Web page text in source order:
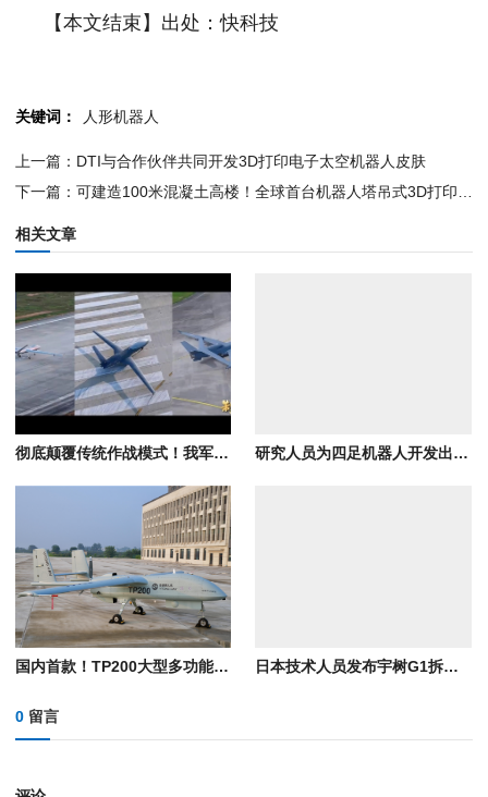
【本文结束】出处：快科技
关键词： 人形机器人
上一篇：DTI与合作伙伴共同开发3D打印电子太空机器人皮肤
相关文章
彻底颠覆传统作战模式！我军三型无人机成体系应用首次公开 研究人员为四足机器人开发出TPMS结构脚垫，可将电池能耗降低高达6.2%
国内首款！TP200大型多功能长航时无人机成功首飞 日本技术人员发布宇树G1拆机视频后认输：短期内赶不上中国
0 留言